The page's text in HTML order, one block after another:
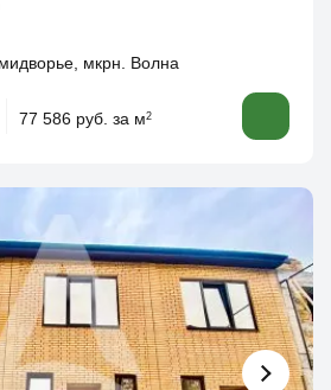
мкрн. Волна
77 586 руб. за м2